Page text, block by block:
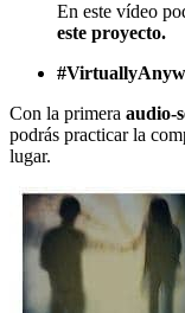
En este vídeo
este proyecto.
Con la primera audio-
podrás practicar la
lugar.